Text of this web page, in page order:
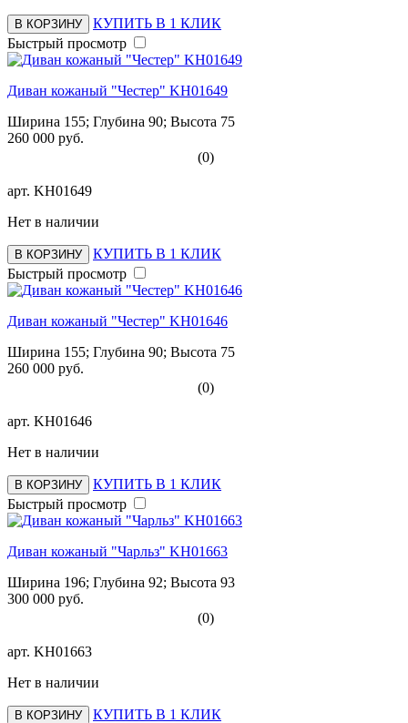
В КОРЗИНУ
КУПИТЬ В 1 КЛИК
Быстрый просмотр
Диван кожаный "Честер" KH01649
Ширина 155; Глубина 90; Высота 75
260 000 руб.
(0)
арт. KH01649
Нет в наличии
В КОРЗИНУ
КУПИТЬ В 1 КЛИК
Быстрый просмотр
Диван кожаный "Честер" KH01646
Ширина 155; Глубина 90; Высота 75
260 000 руб.
(0)
арт. KH01646
Нет в наличии
В КОРЗИНУ
КУПИТЬ В 1 КЛИК
Быстрый просмотр
Диван кожаный "Чарльз" KH01663
Ширина 196; Глубина 92; Высота 93
300 000 руб.
(0)
арт. KH01663
Нет в наличии
В КОРЗИНУ
КУПИТЬ В 1 КЛИК